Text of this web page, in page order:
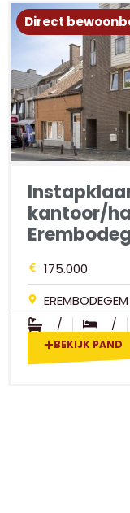
Direct
kantoor/
175.000
EREMBODEGEM
/ /
BEKIJK PAND